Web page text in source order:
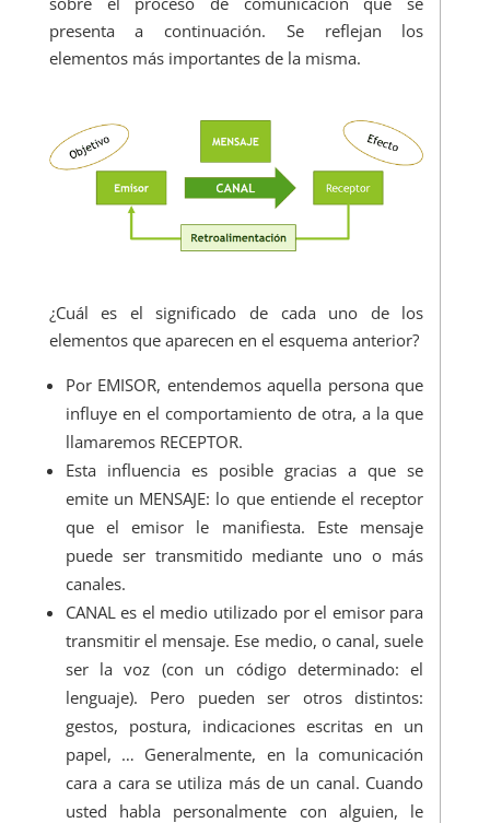
presenta a continuación. Se reflejan los
elementos más importantes de la misma.
¿Cuál es el significado de cada uno de los
elementos que aparecen en el esquema anterior?
Por EMISOR, entendemos aquella persona que
influye en el comportamiento de otra, a la que
llamaremos RECEPTOR.
Esta influencia es posible gracias a que se
emite un MENSAJE: lo que entiende el receptor
que el emisor le manifiesta. Este mensaje
puede ser transmitido mediante uno o más
canales.
CANAL es el medio utilizado por el emisor para
transmitir el mensaje. Ese medio, o canal, suele
ser la voz (con un código determinado: el
lenguaje). Pero pueden ser otros distintos:
gestos, postura, indicaciones escritas en un
papel, … Generalmente, en la comunicación
cara a cara se utiliza más de un canal. Cuando
usted habla personalmente con alguien, le